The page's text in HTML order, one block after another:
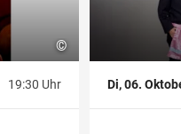
©
19:30 Uhr Di, 06.